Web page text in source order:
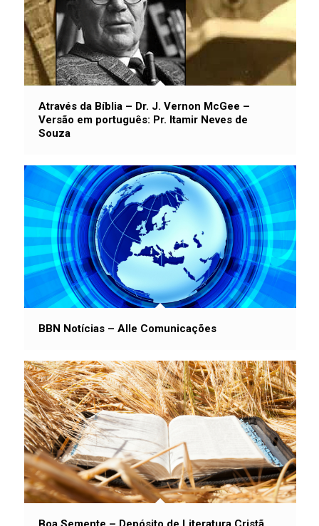
Através da Bíblia – Dr. J. Vernon McGee –
Versão em português: Pr. Itamir Neves de
Souza
BBN Notícias – Alle Comunicações